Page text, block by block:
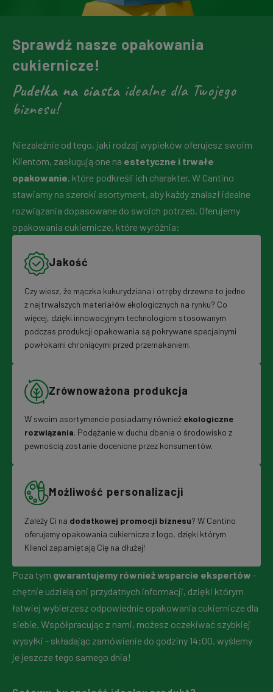
Sprawdź nasze opakowania
cukiernicze!
Pudełka na ciasta idealne dla Twojego
biznesu!
Niezależnie od tego, jaki rodzaj wypieków oferujesz swoim
Klientom, zasługują one na estetyczne i trwałe
opakowanie, które podkreśli ich charakter. W Cantino
stawiamy na szeroki asortyment, aby każdy znalazł idealne
rozwiązania dopasowane do swoich potrzeb. Oferujemy
opakowania cukiernicze, które wyróżnia:
Jakość
Czy wiesz, że mączka kukurydziana i otręby drzewne to jedne
z najtrwalszych materiałów ekologicznych na rynku? Co
więcej, dzięki innowacyjnym technologiom stosowanym
podczas produkcji opakowania są pokrywane specjalnymi
powłokami chroniącymi przed przemakaniem.
Zrównoważona produkcja
W swoim asortymencie posiadamy również ekologiczne
rozwiązania. Podążanie w duchu dbania o środowisko z
pewnością zostanie docenione przez konsumentów.
Możliwość personalizacji
Zależy Ci na dodatkowej promocji biznesu? W Cantino
oferujemy opakowania cukiernicze z logo, dzięki którym
Klienci zapamiętają Cię na dłużej!
Poza tym gwarantujemy również wsparcie ekspertów -
chętnie udzielą oni przydatnych informacji, dzięki którym
łatwiej wybierzesz odpowiednie opakowania cukiernicze dla
siebie. Współpracując z nami, możesz oczekiwać szybkiej
wysyłki - składając zamówienie do godziny 14:00, wyślemy
je jeszcze tego samego dnia!